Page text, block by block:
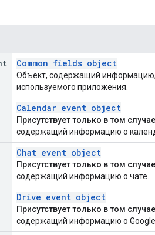
Common fields object
Объект, содержащий информацию,
используемого приложения.
Calendar event object
Присутствует только в том
содержащий информацию о
Chat event object
Присутствует только в том
содержащий информацию о чате.
Drive event object
Присутствует только в том
содержащий информацию о Google